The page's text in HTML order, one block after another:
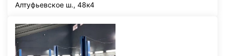
Алтуфьевское ш., 48к4